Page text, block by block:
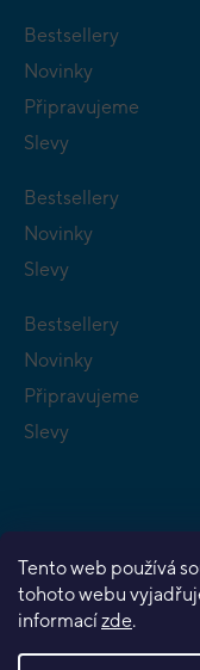
Tento web používá
tohoto webu
informacízde.
Bestsellery
Novinky
Připravujeme
Slevy
Bestsellery
Novinky
Slevy
Bestsellery
Novinky
Připravujeme
Slevy
Vytvořil Shoptet Premium
Copyright 2026